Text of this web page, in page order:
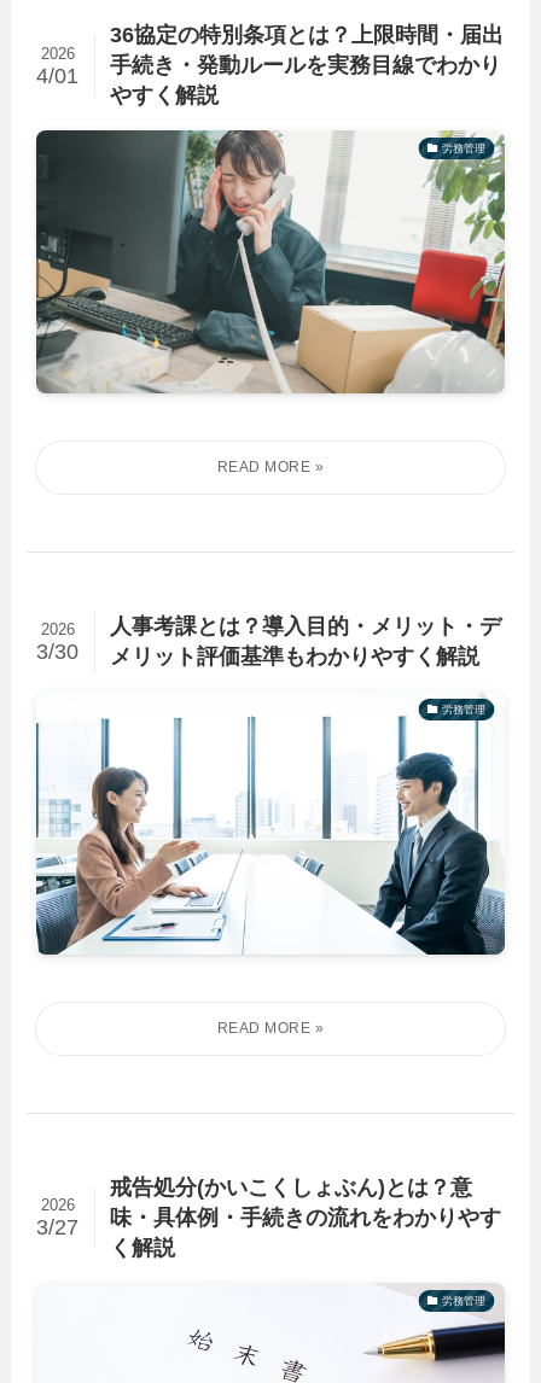
36協定の特別条項とは？上限時間・届出
手続き・発動ルールを実務目線でわかり
やすく解説
2026
4/01
労務管理
人事考課とは？導入目的・メリット・デ
メリット評価基準もわかりやすく解説
2026
3/30
労務管理
戒告処分(かいこくしょぶん)とは？意
味・具体例・手続きの流れをわかりやす
く解説
2026
3/27
労務管理